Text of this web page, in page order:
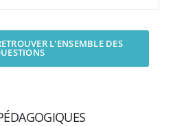
L'ENSEMBLE DES